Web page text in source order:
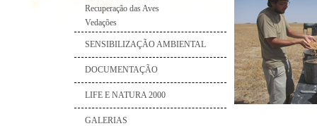
Recuperação das Aves
Vedações
SENSIBILIZAÇÃO AMBIENTAL
DOCUMENTAÇÃO
LIFE E NATURA 2000
GALERIAS